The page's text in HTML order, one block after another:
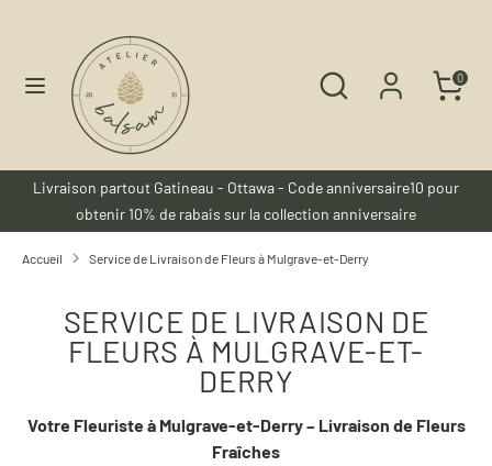
Recherche
Rechercher
dans
boutique
0
Français
Recherche
Rechercher
dans
boutique
Livraison partout Gatineau - Ottawa - Code anniversaire10 pour
obtenir 10% de rabais sur la collection anniversaire
Accueil Service de Livraison de Fleurs à Mulgrave-et-Derry
SERVICE DE LIVRAISON DE
FLEURS À MULGRAVE-ET-
DERRY
Votre Fleuriste à Mulgrave-et-Derry – Livraison de Fleurs
Fraîches